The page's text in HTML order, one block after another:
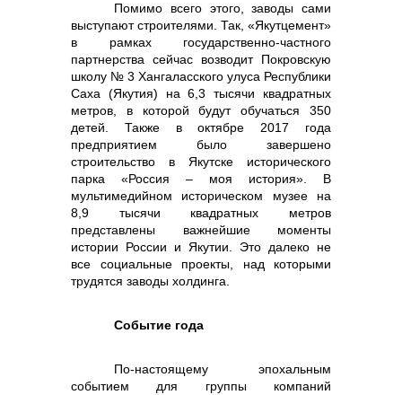
Помимо всего этого, заводы сами
выступают строителями. Так, «Якутцемент»
в рамках государственно-частного
партнерства сейчас возводит Покровскую
школу № 3 Хангаласского улуса Республики
Саха (Якутия) на 6,3 тысячи квадратных
метров, в которой будут обучаться 350
детей. Также в октябре 2017 года
предприятием было завершено
строительство в Якутске исторического
парка «Россия – моя история». В
мультимедийном историческом музее на
8,9 тысячи квадратных метров
представлены важнейшие моменты
истории России и Якутии. Это далеко не
все социальные проекты, над которыми
трудятся заводы холдинга.
Событие года
По-настоящему эпохальным
событием для группы компаний